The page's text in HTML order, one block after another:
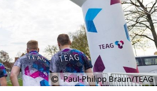
Paul-Philipp Braun/TEAG